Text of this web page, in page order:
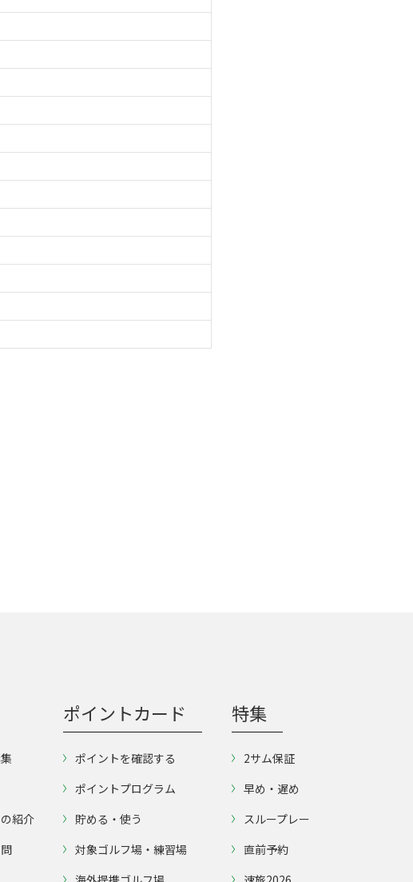
紹介
ポイントカード
ポイントを確認する
ポイントプログラム
貯める・使う
対象ゴルフ場・練習場
特集
2サム保証
早め・遅め
スループレー
直前予約